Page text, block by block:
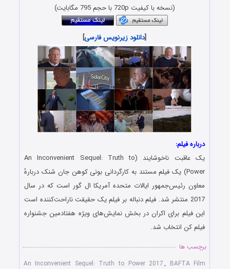
(نسخه با کیفیت 720p با حجم 795 مگابایت)
[دانلود زیرنویس فارسی]
درباره فیلم:
یک عاقبت ناخوشایند (An Inconvenient Sequel: Truth to
Power) یک فیلم مستند به کارگردانی بونی کوهن جان شنک دربارهٔ
معاون رئیس‌جمهور ایالات متحده آمریکا ال گور است که در سال
2017 منتشر شد. فیلم دنباله بر فیلم یک حقیقت ناراحت‌کننده است
این فیلم برای اکران در بخش نمایش‌های ویژه هفتادمین جشنواره
فیلم کن انتخاب شد.
برچسب ها
An Inconvenient Sequel: Truth to Power 2017, BAFTA Film